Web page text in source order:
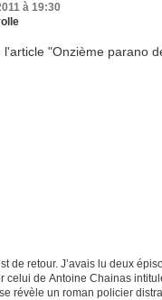
à 19:30
de retour. J’avais lu deux
celui de Antoine Chainas
révèle un roman policier